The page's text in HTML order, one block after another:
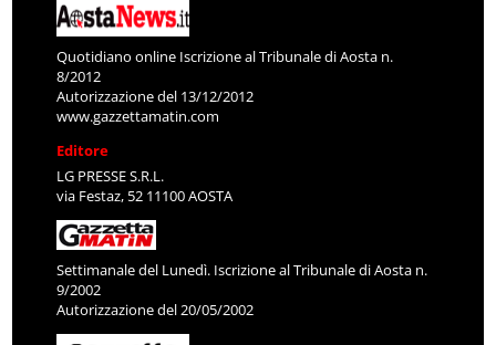
Quotidiano online Iscrizione al Tribunale di Aosta n.
8/2012
Autorizzazione del 13/12/2012
www.gazzettamatin.com
Editore
LG PRESSE S.R.L.
via Festaz, 52 11100 AOSTA
Settimanale del Lunedì. Iscrizione al Tribunale di Aosta n.
9/2002
Autorizzazione del 20/05/2002